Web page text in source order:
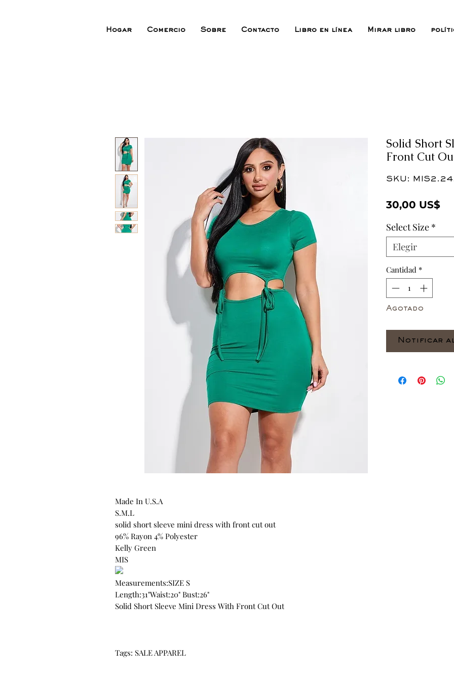
Hogar Comercio Sobre Contacto Libro en línea Mirar libro
Made In U.S.A
S.M.L
solid short sleeve mini dress with front cut out
96% Rayon 4% Polyester
Kelly Green
MIS
Measurements:SIZE S
Length:31"Waist:20" Bust:26"
Solid Short Sleeve Mini Dress With Front Cut Out
Tags: SALE APPAREL
Solid Short
Front Cut
SKU:
30,00 US$
Select Size *
Elegir
Cantidad *
Agotado
Notificar